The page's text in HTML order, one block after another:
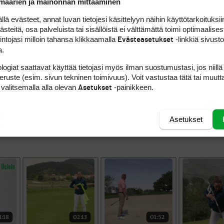
saa hienon pokaalin ohella paikan
ja U.S. Openiin. Osallistumisoikeus on
amatööristatuksensa.
on voittanut Mikko Ilonen vuonna 2000.
Petäjän nimi oikein.
evästeet, annat luvan tietojesi käsittelyyn näihin
osa palveluista tai sisällöistä ei välttämättä toimi
milloin tahansa klikkaamalla Evästeasetukset -linkkiä
saattavat käyttää tietojasi myös ilman suostumustasi, jos
(esim. sivun tekninen toimivuus). Voit vastustaa tätä tai
alla olevan Asetukset -painikkeen.
Asetukset